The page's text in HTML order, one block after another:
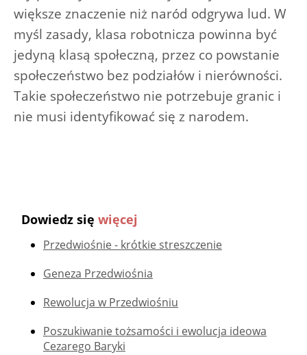
większe znaczenie niż naród odgrywa lud. W
myśl zasady, klasa robotnicza powinna być
jedyną klasą społeczną, przez co powstanie
społeczeństwo bez podziałów i nierówności.
Takie społeczeństwo nie potrzebuje granic i
nie musi identyfikować się z narodem.
Dowiedz się więcej
Przedwiośnie - krótkie streszczenie
Geneza Przedwiośnia
Rewolucja w Przedwiośniu
Poszukiwanie tożsamości i ewolucja ideowa
Cezarego Baryki